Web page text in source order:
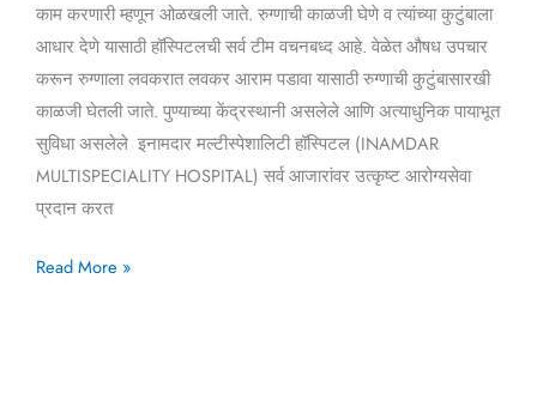
काम करणारी म्हणून ओळखली जाते. रुग्णाची काळजी घेणे व त्यांच्या कुटुंबाला
आधार देणे यासाठी हॉस्पिटलची सर्व टीम वचनबध्द आहे. वेळेत औषध उपचार
करून रुग्णाला लवकरात लवकर आराम पडावा यासाठी रुग्णाची कुटुंबासारखी
काळजी घेतली जाते. पुण्याच्या केंद्रस्थानी असलेले आणि अत्याधुनिक पायाभूत
सुविधा असलेले इनामदार मल्टीस्पेशालिटी हॉस्पिटल (INAMDAR
MULTISPECIALITY HOSPITAL) सर्व आजारांवर उत्कृष्ट आरोग्यसेवा
प्रदान करत
Read More »